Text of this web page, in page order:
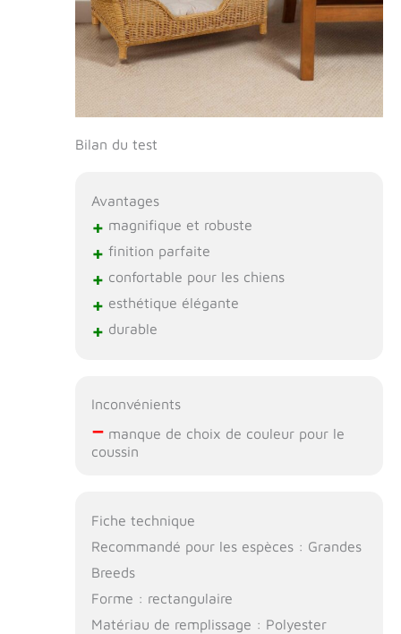
Bilan du test
Avantages
+ magnifique et robuste
+ finition parfaite
+ confortable pour les chiens
+ esthétique élégante
+ durable
Inconvénients
–manque de choix de couleur pour le
coussin
Fiche technique
Recommandé pour les espèces : Grandes
Breeds
Forme : rectangulaire
Matériau de remplissage : Polyester